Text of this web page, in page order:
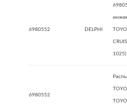
6980552 DELPHI
1025)
6980552